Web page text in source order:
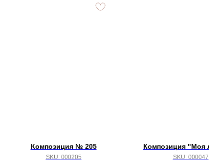
Композиция № 205
SKU: 000205
Композиция "Моя
SKU: 000047